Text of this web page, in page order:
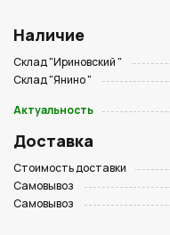
Наличие
Склад "Ириновский "
Склад "Янино "
Актуальность
Доставка
Стоимость доставки
Самовывоз
Самовывоз